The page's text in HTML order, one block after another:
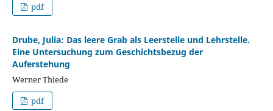
pdf
Drube, Julia: Das leere Grab als Leerstelle und Lehrstelle.
Eine Untersuchung zum Geschichtsbezug der
Auferstehung
Werner Thiede
pdf